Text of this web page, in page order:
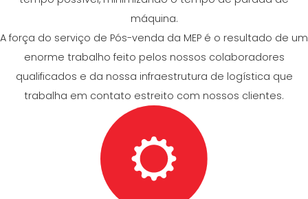
máquina.
A força do serviço de Pós-venda da MEP é o resultado de um
enorme trabalho feito pelos nossos colaboradores
qualificados e da nossa infraestrutura de logística que
trabalha em contato estreito com nossos clientes.